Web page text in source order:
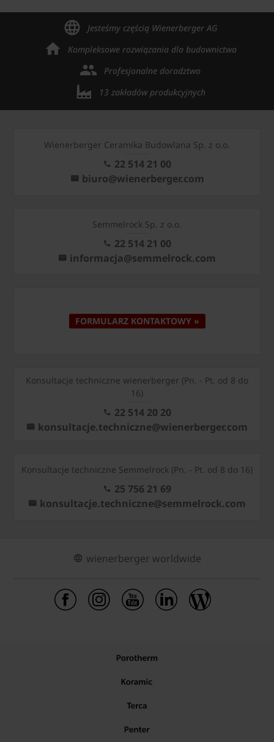
Jesteśmy częścią Wienerberger AG
Kompleksowe rozwiązania dla budownictwa
Profesjonalne doradztwo
13 zakładów produkcyjnych
Wienerberger Ceramika Budowlana Sp. z o.o.
22 514 21 00
biuro@wienerberger.com
Semmelrock Sp. z o.o.
22 514 21 00
informacja@semmelrock.com
FORMULARZ KONTAKTOWY »
Konsultacje techniczne wienerberger (Pn. - Pt. od 8 do
16)
22 514 20 20
konsultacje.techniczne@wienerberger.com
Konsultacje techniczne Semmelrock (Pn. - Pt. od 8 do 16)
25 756 21 69
konsultacje.techniczne@semmelrock.com
wienerberger worldwide